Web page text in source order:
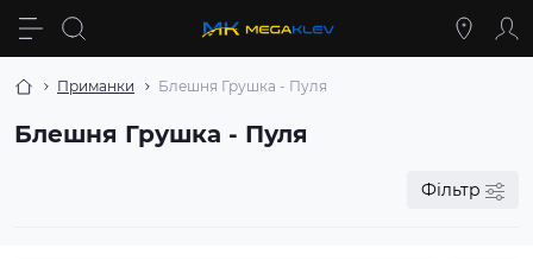
Приманки Блешня Грушка - Пуля
Блешня Грушка - Пуля
Фільтр